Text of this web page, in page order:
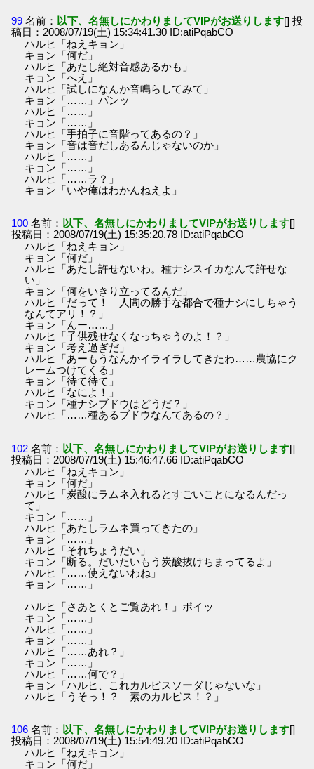
99 名前： 以下、名無しにかわりましてVIPがお送りします[] 投
稿日：2008/07/19(土) 15:34:41.30 ID:atiPqabCO
ハルヒ「ねえキョン」
キョン「何だ」
ハルヒ「あたし絶対音感あるかも」
キョン「へえ」
ハルヒ「試しになんか音鳴らしてみて」
キョン「……」パンッ
ハルヒ「……」
キョン「……」
ハルヒ「手拍子に音階ってあるの？」
キョン「音は音だしあるんじゃないのか」
ハルヒ「……」
キョン「……」
ハルヒ「……ラ？」
キョン「いや俺はわかんねえよ」
100 名前： 以下、名無しにかわりましてVIPがお送りします[]
投稿日：2008/07/19(土) 15:35:20.78 ID:atiPqabCO
ハルヒ「ねえキョン」
キョン「何だ」
ハルヒ「あたし許せないわ。種ナシスイカなんて許せな
い」
キョン「何をいきり立ってるんだ」
ハルヒ「だって！ 人間の勝手な都合で種ナシにしちゃう
なんてアリ！？」
キョン「んー……」
ハルヒ「子供残せなくなっちゃうのよ！？」
キョン「考え過ぎだ」
ハルヒ「あーもうなんかイライラしてきたわ……農協にク
レームつけてくる」
キョン「待て待て」
ハルヒ「なによ！」
キョン「種ナシブドウはどうだ？」
ハルヒ「……種あるブドウなんてあるの？」
102 名前： 以下、名無しにかわりましてVIPがお送りします[]
投稿日：2008/07/19(土) 15:46:47.66 ID:atiPqabCO
ハルヒ「ねえキョン」
キョン「何だ」
ハルヒ「炭酸にラムネ入れるとすごいことになるんだっ
て」
キョン「……」
ハルヒ「あたしラムネ買ってきたの」
キョン「……」
ハルヒ「それちょうだい」
キョン「断る。だいたいもう炭酸抜けちまってるよ」
ハルヒ「……使えないわね」
キョン「……」
ハルヒ「さあとくとご覧あれ！」ポイッ
キョン「……」
ハルヒ「……」
キョン「……」
ハルヒ「……あれ？」
キョン「……」
ハルヒ「……何で？」
キョン「ハルヒ、これカルピスソーダじゃないな」
ハルヒ「うそっ！？ 素のカルピス！？」
106 名前： 以下、名無しにかわりましてVIPがお送りします[]
投稿日：2008/07/19(土) 15:54:49.20 ID:atiPqabCO
ハルヒ「ねえキョン」
キョン「何だ」